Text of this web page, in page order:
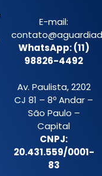
E-mail:
WhatsApp: (11)
98826-4492
Av. Paulista, 2202
CJ 81 – 8º Andar –
São Paulo –
Capital
CNPJ:
20.431.559/0001-
83